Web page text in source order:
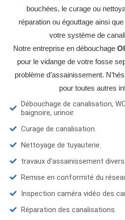
bouchées, le curage ou
réparation ou égouttage ainsi
votre système de
Notre entreprise en débouchage
pour le vidange de votre fosse
problème d’assainissement.
pour toutes autres
Débouchage de canalisation,
baignoire, urinoir.
Curage de canalisation.
Nettoyage de tuyauterie.
travaux d’assainissement divers.
Remise en conformité du
Inspection caméra vidéo des
Réparation des canalisations.